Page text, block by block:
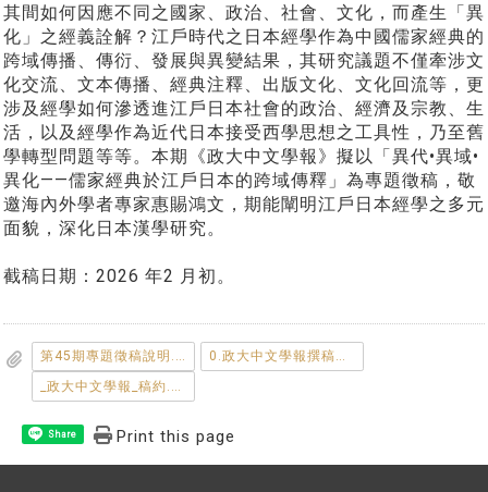
其間如何因應不同之國家、政治、社會、文化，而產生「異
化」之經義詮解？江戶時代之日本經學作為中國儒家經典的
跨域傳播、傳衍、發展與異變結果，其研究議題不僅牽涉文
化交流、文本傳播、經典注釋、出版文化、文化回流等，更
涉及經學如何滲透進江戶日本社會的政治、經濟及宗教、生
活，以及經學作為近代日本接受西學思想之工具性，乃至舊
學轉型問題等等。本期《政大中文學報》擬以「異代•異域•
異化——儒家經典於江戶日本的跨域傳釋」為專題徵稿，敬
邀海內外學者專家惠賜鴻文，期能闡明江戶日本經學之多元
面貌，深化日本漢學研究。
截稿日期：2026 年2 月初。
第45期專題徵稿說明.pdf
0.政大中文學報撰稿體例113.11.pdf
_政大中文學報_稿約.pdf
Share Print this page